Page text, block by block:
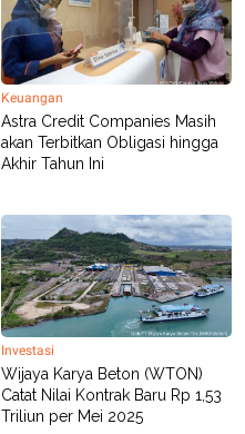
Keuangan
Astra Credit Companies Masih
akan Terbitkan Obligasi hingga
Akhir Tahun Ini
Investasi
Wijaya Karya Beton (WTON)
Catat Nilai Kontrak Baru Rp 1,53
Triliun per Mei 2025